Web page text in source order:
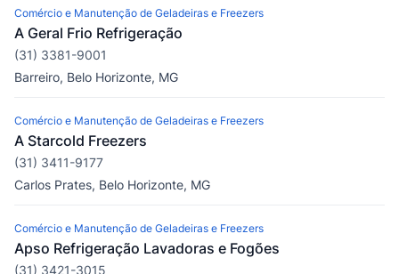
Comércio e Manutenção de Geladeiras e Freezers
A Geral Frio Refrigeração
(31) 3381-9001
Barreiro, Belo Horizonte, MG
Comércio e Manutenção de Geladeiras e Freezers
A Starcold Freezers
(31) 3411-9177
Carlos Prates, Belo Horizonte, MG
Comércio e Manutenção de Geladeiras e Freezers
Apso Refrigeração Lavadoras e Fogões
(31) 3421-3015